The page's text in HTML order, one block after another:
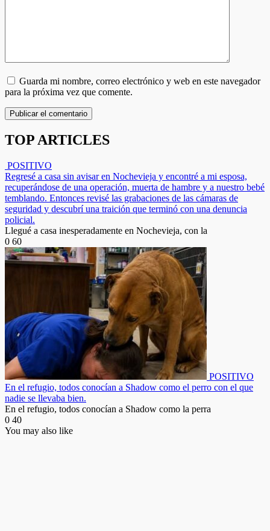
Guarda mi nombre, correo electrónico y web en este navegador
para la próxima vez que comente.
TOP ARTICLES
POSITIVO
Regresé a casa sin avisar en Nochevieja y encontré a mi esposa,
recuperándose de una operación, muerta de hambre y a nuestro bebé
temblando. Entonces revisé las grabaciones de las cámaras de
seguridad y descubrí una traición que terminó con una denuncia
policial.
Llegué a casa inesperadamente en Nochevieja, con la
0 60
POSITIVO
En el refugio, todos conocían a Shadow como el perro con el que
nadie se llevaba bien.
En el refugio, todos conocían a Shadow como la perra
0 40
You may also like